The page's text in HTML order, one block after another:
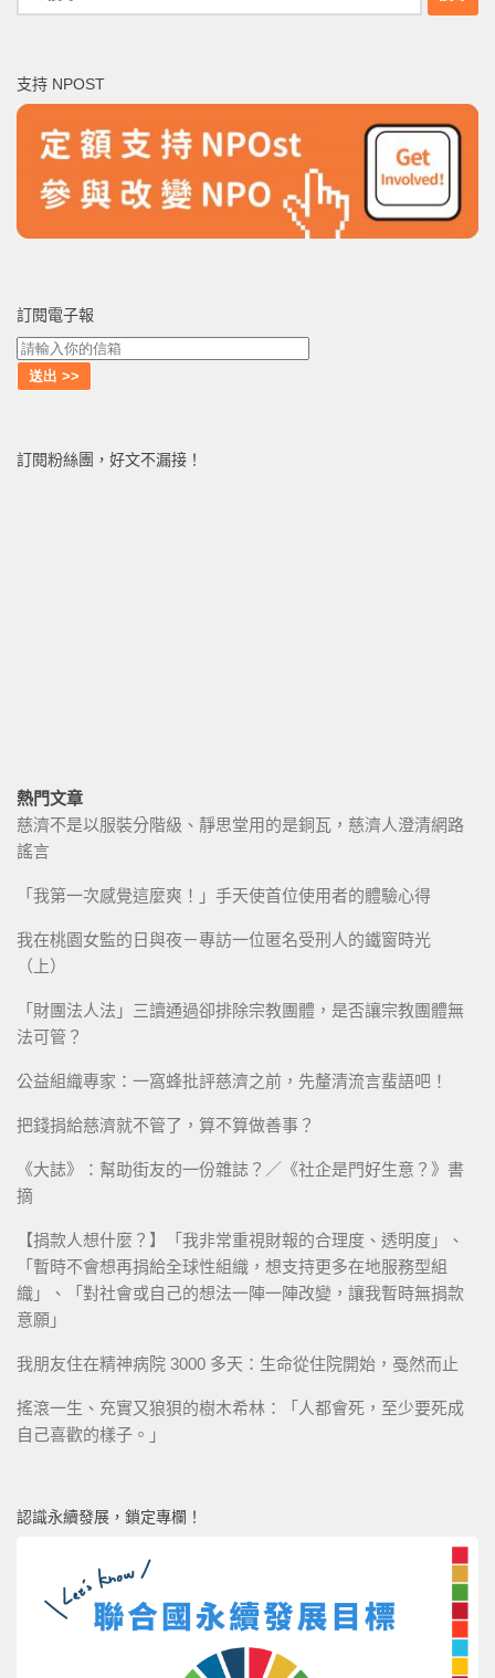
尋
字:
支持 NPOST
訂閱電子報
訂閱粉絲團，好文不漏接！
熱門文章
慈濟不是以服裝分階級、靜思堂用的是銅瓦，慈濟人澄清網路
謠言
「我第一次感覺這麼爽！」手天使首位使用者的體驗心得
我在桃園女監的日與夜－專訪一位匿名受刑人的鐵窗時光
（上）
「財團法人法」三讀通過卻排除宗教團體，是否讓宗教團體無
法可管？
公益組織專家：一窩蜂批評慈濟之前，先釐清流言蜚語吧！
把錢捐給慈濟就不管了，算不算做善事？
《大誌》：幫助街友的一份雜誌？／《社企是門好生意？》書
摘
【捐款人想什麼？】「我非常重視財報的合理度、透明度」、
「暫時不會想再捐給全球性組織，想支持更多在地服務型組
織」、「對社會或自己的想法一陣一陣改變，讓我暫時無捐款
意願」
我朋友住在精神病院 3000 多天：生命從住院開始，戞然而止
搖滾一生、充實又狼狽的樹木希林：「人都會死，至少要死成
自己喜歡的樣子。」
認識永續發展，鎖定專欄！